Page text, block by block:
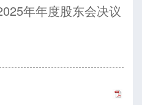
年年度股东会决议